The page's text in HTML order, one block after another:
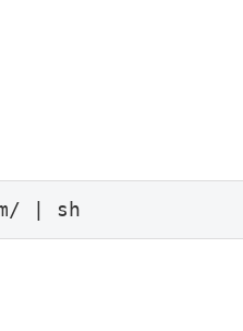
| sh